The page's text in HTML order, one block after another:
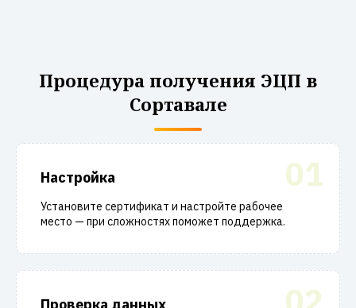
Процедура получения ЭЦП в
Сортавале
01
Настройка
Установите сертификат и настройте рабочее
место — при сложностях поможет поддержка.